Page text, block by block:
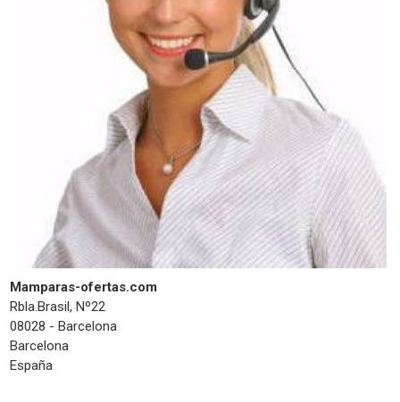
Mamparas-ofertas.com
Rbla.Brasil, Nº22
08028 - Barcelona
Barcelona
España